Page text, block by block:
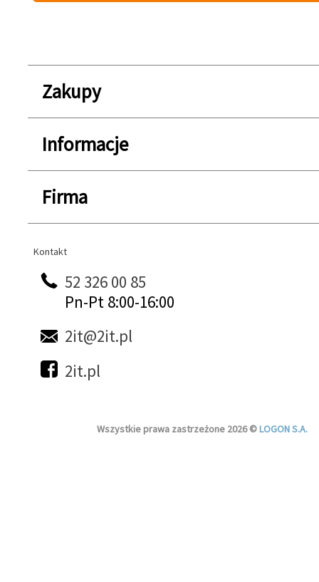
Zakupy
Informacje
Firma
Kontakt
Kontakt
52 326 00 85
Pn-Pt 8:00-16:00
2it@2it.pl
2it.pl
Wszystkie prawa zastrzeżone 2026 ©LOGON S.A.